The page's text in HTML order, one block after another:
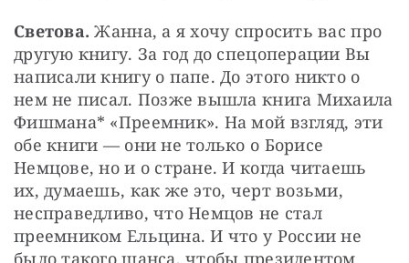
Светова. Жанна, а я хочу спросить вас про
другую книгу. За год до спецоперации Вы
написали книгу о папе. До этого никто о
нем не писал. Позже вышла книга Михаила
Фишмана* «Преемник». На мой взгляд, эти
обе книги — они не только о Борисе
Немцове, но и о стране. И когда читаешь
их, думаешь, как же это, черт возьми,
несправедливо, что Немцов не стал
преемником Ельцина. И что у России не